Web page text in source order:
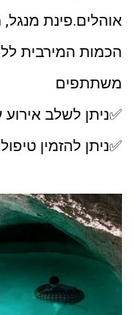
אוהלים.פינת מנגל,
משתתפים
✅ניתן לשלב
✅ניתן להזמין